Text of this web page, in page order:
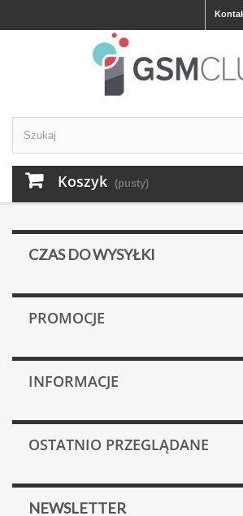
Koszyk (pusty)
CZAS DO WYSYŁKI
PROMOCJE
INFORMACJE
OSTATNIO PRZEGLĄDANE
NEWSLETTER